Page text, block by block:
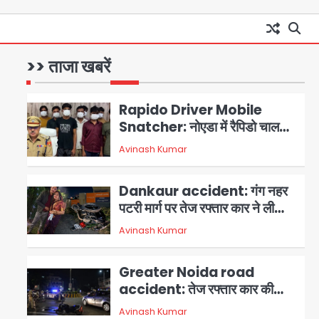
>> ताजा खबरें
1
Minor daughter abuse
case in Noida: 7 साल की मासूम
पिता को मां ने रंगेहाथ पकड़ा, पुलिस ने
2
Rapido Driver Mobile
Snatcher: नोएडा में रैपिडो चालक
निकला मोबाइल स्नैचर गैंग का
मास्टरमाइंड, जीरा-बॉल बेचने वालों को
98 मोबाइल और 450 पार्ट्स बरामद
Avinash Kumar
3
Dankaur accident: गंग नहर
पटरी मार्ग पर तेज रफ्तार कार ने ली
पति-पत्नी की जान, गांव में मातम
Avinash Kumar
4
Greater Noida road
accident: तेज रफ्तार कार की
टक्कर से बाइक सवार दो युवकों की
Avinash Kumar